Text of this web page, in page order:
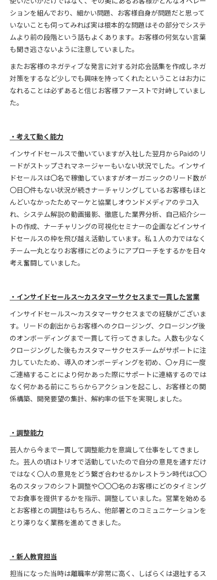
ションを組んでおり、細かい問題、お客様自身が問題だと思って
いないことも伺ってみれば実は根本的な問題はその部分でシステ
ムより前の段階という話もよくあります。お客様の何気ない言葉
も聞き逃さないように注意していました。
またお客様のネガティブな発言に対する対応会話集を作成しネガ
対策をするなど少しでも興味を持ってくれたということはお力に
なれることは必ずあると信じお客様ファーストで対峙していまし
た。
・考えて動く能力
インサイドセールスで働いていますが入社した翌月からPaidのリ
ードがストップされマネージャーもいない状況でした。インサイ
ドセールスは〇名で稼働していますがオーガニックのリード数が
〇日〇件もない状況が続きナーチャリングしているお客様もほと
んどいなかったためマーケと協業しオウンドメディアのテコ入
れ、システム解説の動画撮影、徹底した業界分析、自己紹介シー
トの作成、ナーチャリングの可視化セミナーの企画などインサイ
ドセールスの枠を飛び越え活動しています。私１人の力ではなく
チーム一丸となりお客様にどのようにアプローチをするかを日々
考え奮闘していました。
・インサイドセールス〜カスタマーサクセスまで一貫した営業
インサイドセールス〜カスタマーサクセスまでの経験がございま
す。リードの創出からお客様へのクロージング、クロージング後
のオンボーディングまで一貫して行ってきました。人数も少なく
クロージングした後もカスタマーサクセスチームがサポートに注
力していたため、導入のオンボーディングを初め、〇ヶ月に一度
ご連絡することにより何かあった際にサポートに連絡するのでは
なく何かある前にこちらからアクションを起こし、お客様との関
係構築、開発要望の集計、解約率の低下を実現しました。
・調整能力
芸人から今まで一貫して調整能力を意識して仕事をしてきまし
た。芸人の頃はトリオで活動していたので自分の意見を通すだけ
ではなく〇人の意見をどう繋ぎ合わせるかレストラン時代は〇〇
名のスタッフのシフト調整や〇〇〇名のお客様にどのタイミング
でお食事を提供するかを指示、調整していました。営業を始める
とお客様との調整はもちろん、他部署とのコミュニケーションを
とり滞りなく業務を進めてきました。
・新人教育担当
担当になった当時は離職率が非常に高く、しばらくは退社するス